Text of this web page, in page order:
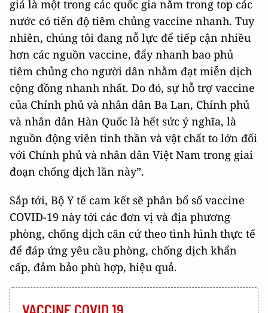
giá là một trong các quốc gia nằm trong top các
nước có tiến độ tiêm chủng vaccine nhanh. Tuy
nhiên, chúng tôi đang nỗ lực để tiếp cận nhiều
hơn các nguồn vaccine, đẩy nhanh bao phủ
tiêm chủng cho người dân nhằm đạt miễn dịch
cộng đồng nhanh nhất. Do đó, sự hỗ trợ vaccine
của Chính phủ và nhân dân Ba Lan, Chính phủ
và nhân dân Hàn Quốc là hết sức ý nghĩa, là
nguồn động viên tinh thần và vật chất to lớn đối
với Chính phủ và nhân dân Việt Nam trong giai
đoạn chống dịch lần này”.
Sắp tới, Bộ Y tế cam kết sẽ phân bổ số vaccine
COVID-19 này tới các đơn vị và địa phương
phòng, chống dịch căn cứ theo tình hình thực tế
để đáp ứng yêu cầu phòng, chống dịch khẩn
cấp, đảm bảo phù hợp, hiệu quả.